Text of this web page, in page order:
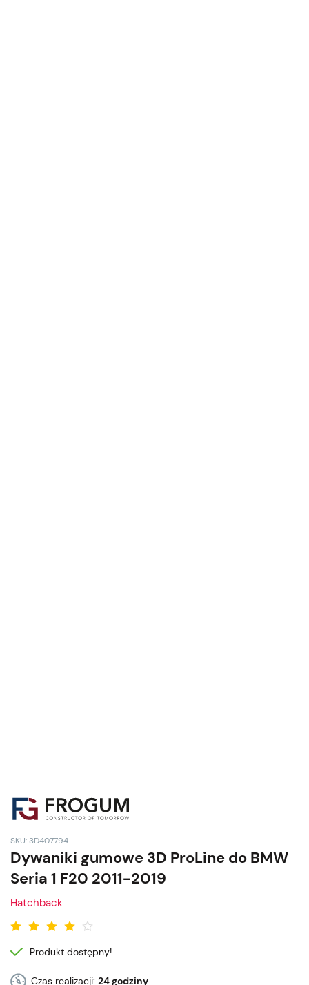
SKU: 3D407794
Dywaniki gumowe 3D ProLine do BMW
Seria 1 F20 2011-2019
Hatchback
Produkt dostępny!
Czas realizacji: 24 godziny